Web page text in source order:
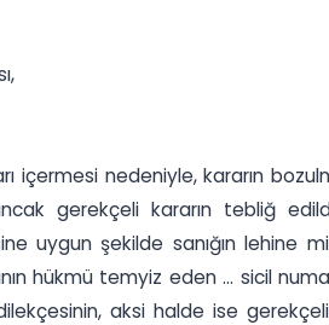
içermesi nedeniyle, kararın
gerekçeli kararın tebliğ
uygun şekilde sanığın lehine
hükmü temyiz eden ... sicil
aksi halde ise gerekçeli